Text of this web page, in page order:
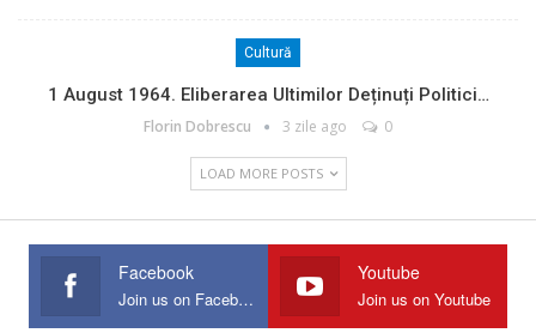
Cultură
1 August 1964. Eliberarea Ultimilor Deținuți Politici…
Florin Dobrescu 3 zile ago 0
LOAD MORE POSTS
Facebook
Join us on Facebook
Youtube
Join us on Youtube